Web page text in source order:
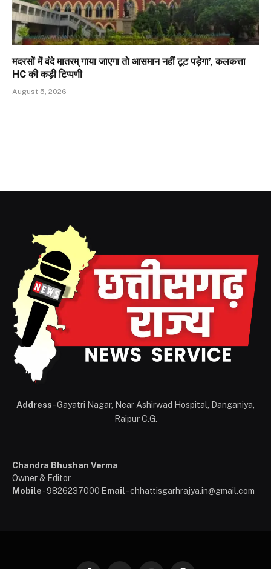
मदरसों में वंदे मातरम् गाया जाएगा तो आसमान नहीं टूट पड़ेगा’, कलकत्ता
HC की कड़ी टिप्पणी
August 5, 2026
Address- Gayatri Nagar, Near Ashirwad Hospital, Danganiya,
Raipur C.G.
Chandra Bhushan Verma
Owner & Editor
Mobile- 9826237000 Email- chhattisgarhrajya.in@gmail.com